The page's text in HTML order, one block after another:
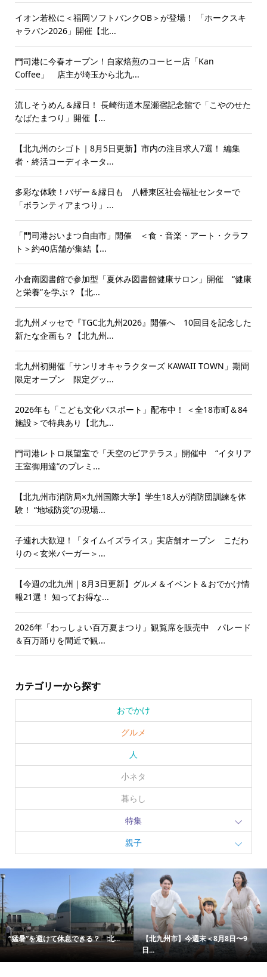
イオン若松に＜福岡ソフトバンクOB＞が登場！ 「ホークスキ
ャラバン2026」開催【北...
門司港に今春オープン！自家焙煎のコーヒー店「Kan
Coffee」 店主が埼玉から北九...
流しそうめん＆縁日！ 長崎街道木屋瀬宿記念館で「こやのせた
なばたまつり」開催【...
【北九州のシゴト｜8月5日更新】市内の注目求人7選！ 編集
者・終活コーディネータ...
多彩な体験！バザー＆縁日も 八幡東区社会福祉センターで
「ボランティアまつり」...
「門司港おいまつ自由市」開催 ＜食・音楽・アート・クラフ
ト＞約40店舗が集結【...
小倉南図書館で参加型「夏休み図書館健康サロン」開催 “健康
と栄養”を学ぶ？【北...
北九州メッセで『TGC北九州2026』開催へ 10回目を記念した
新たな企画も？【北九州...
北九州初開催「サンリオキャラクターズ KAWAII TOWN」期間
限定オープン 限定グッ...
2026年も「こども文化パスポート」配布中！ ＜全18市町＆84
施設＞で特典あり【北九...
門司港レトロ展望室で「天空のビアテラス」開催中 “イタリア
王室御用達”のプレミ...
【北九州市消防局×九州国際大学】学生18人が消防団訓練を体
験！ “地域防災”の現場...
子連れ大歓迎！「タイムイズライス」実店舗オープン こだわ
りの＜玄米バーガー＞...
【今週の北九州｜8月3日更新】グルメ＆イベント＆おでかけ情
報21選！ 知ってお得な...
2026年「わっしょい百万夏まつり」観覧席を販売中 パレード
＆百万踊りを間近で観...
カテゴリーから探す
おでかけ
グルメ
人
小ネタ
暮らし
特集
親子
“猛暑”を避けて休息できる？ 北...
【北九州市】今週末＜8月8日〜9
日...